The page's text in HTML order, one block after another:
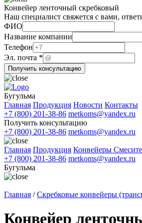
Конвейер ленточный скребковый
Наш специалист свяжется с вами,
ФИО
Эл.
Название
почта
Название компании
Телефон
Эл. почта *
Получить консультацию
Бугульма
Главная Продукция Новости Контакты
+7 (800) 201-38-86 metkoms@yandex.ru
Получить консультацию
+7 (800) 201-38-86 metkoms@yandex.ru
Главная Продукция Конвейеры
+7 (800) 201-38-86 metkoms@yandex.ru
Бугульма
Главная /Скребковые конвейеры
Конвейер